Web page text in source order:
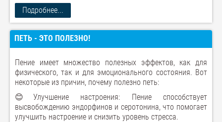
Подробнее...
ПЕТЬ - ЭТО ПОЛЕЗНО!
Пение имеет множество полезных эффектов, как для
физического, так и для эмоционального состояния. Вот
некоторые из причин, почему полезно петь:
😊Улучшение настроения: Пение способствует
высвобождению эндорфинов и серотонина, что помогает
улучшить настроение и снизить уровень стресса.